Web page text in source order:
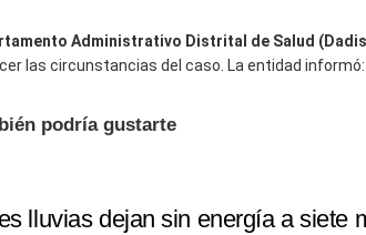
Administrativo Distrital de Salud
las circunstancias del caso. La entidad informó:
podría gustarte
lluvias dejan sin energía a siete